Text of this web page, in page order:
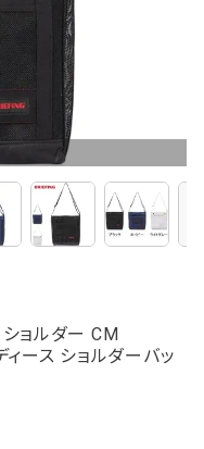
ショルダー CM
ース ショルダーバッ